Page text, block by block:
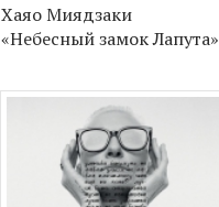
Хаяо Миядзаки
«Небесный замок Лапута»